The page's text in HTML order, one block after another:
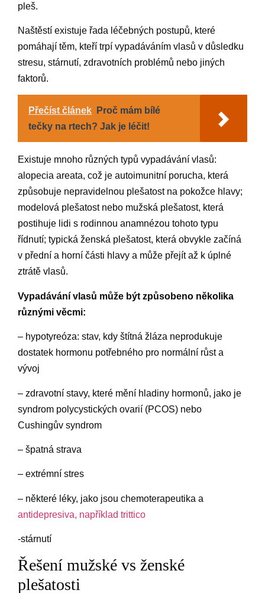
pleš.
Naštěstí existuje řada léčebných postupů, které
pomáhají těm, kteří trpí vypadáváním vlasů v důsledku
stresu, stárnutí, zdravotních problémů nebo jiných
faktorů.
Přečíst článek
Proč mám bílé
tečky na rtech? Jak je léčit!
Existuje mnoho různých typů vypadávání vlasů:
alopecia areata, což je autoimunitní porucha, která
způsobuje nepravidelnou plešatost na pokožce hlavy;
modelová plešatost nebo mužská plešatost, která
postihuje lidi s rodinnou anamnézou tohoto typu
řídnutí; typická ženská plešatost, která obvykle začíná
v přední a horní části hlavy a může přejít až k úplné
ztrátě vlasů.
Vypadávání vlasů může být způsobeno několika
různými věcmi:
– hypotyreóza: stav, kdy štítná žláza neprodukuje
dostatek hormonu potřebného pro normální růst a
vývoj
– zdravotní stavy, které mění hladiny hormonů, jako je
syndrom polycystických ovarií (PCOS) nebo
Cushingův syndrom
– špatná strava
– extrémní stres
– některé léky, jako jsou chemoterapeutika a
antidepresiva, například trittico
-stárnutí
Řešení mužské vs ženské
plešatosti